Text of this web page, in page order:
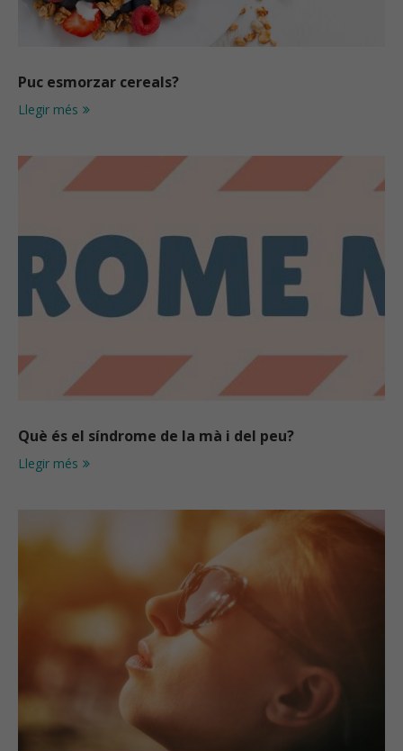
Puc esmorzar cereals?
Llegir més
Què és el síndrome de la mà i del peu?
Llegir més